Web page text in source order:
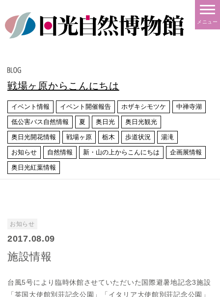
メニュー
戦場ヶ原からこんにちは
イベント情報 イベント開催報告 ホザキシモツケ 中禅寺湖
低公害バス自然情報 夏 奥日光 奥日光観光
奥日光開花情報 戦場ヶ原 栃木 歩道状況 湯滝
お知らせ 自然情報 新・山の上からこんにちは 企画展情報
奥日光紅葉情報
お知らせ
2017.08.09
施設情報
台風5号により臨時休館させていただいた国際避暑地記念3施設
「英国大使館別荘記念公園」「イタリア大使館別荘記念公園」